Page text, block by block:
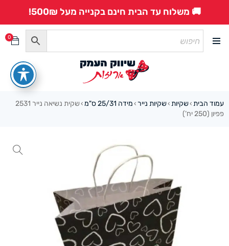
🚚 משלוח עד הבית חינם בקנייה מעל 500₪!
0
עמוד הבית ›שקיות ›שקיות נייר › מידה 25/31 ס"מ ›
שקית נשיאה נייר 2531
פפיון (250 יח’)